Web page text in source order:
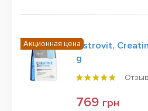
Ostrovit,
g
769 грн
Акционная цена